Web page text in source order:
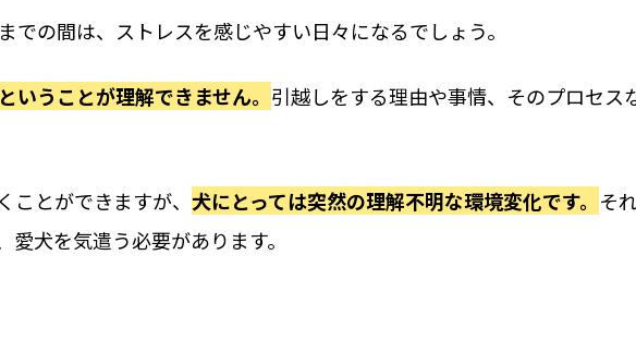
での間は、ストレスを感じやすい日々になるでしょう。
いうことが理解できません。 引越しをする理由や事情、そのプロセス
ことができますが、 犬にとっては突然の理解不明な環境変化です。 そ
愛犬を気遣う必要があります。